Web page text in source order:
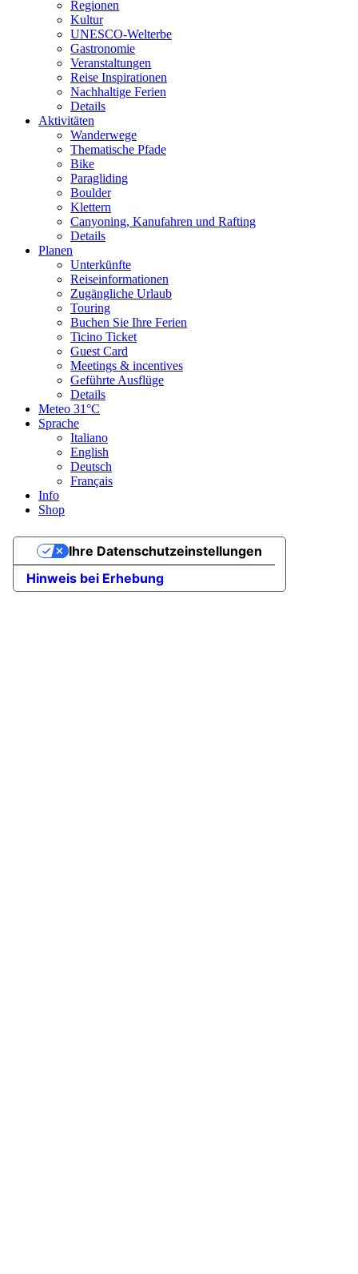
Regionen
Kultur
UNESCO-Welterbe
Gastronomie
Veranstaltungen
Reise Inspirationen
Nachhaltige Ferien
Details
Aktivitäten
Wanderwege
Thematische Pfade
Bike
Paragliding
Boulder
Klettern
Canyoning, Kanufahren und Rafting
Details
Planen
Unterkünfte
Reiseinformationen
Zugängliche Urlaub
Touring
Buchen Sie Ihre Ferien
Ticino Ticket
Guest Card
Meetings & incentives
Geführte Ausflüge
Details
Meteo 31°C
Sprache
Italiano
English
Deutsch
Français
Info
Shop
Hinweis bei Erhebung
Ihre Datenschutzeinstellungen